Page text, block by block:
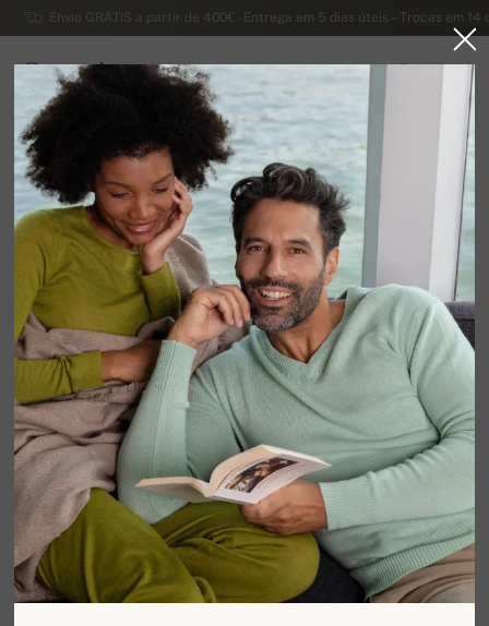
Envio GRÁTIS a partir de 400€ - Entrega em 5 dias úteis – Trocas em
Caxemira
PORTUGAL
Página principal